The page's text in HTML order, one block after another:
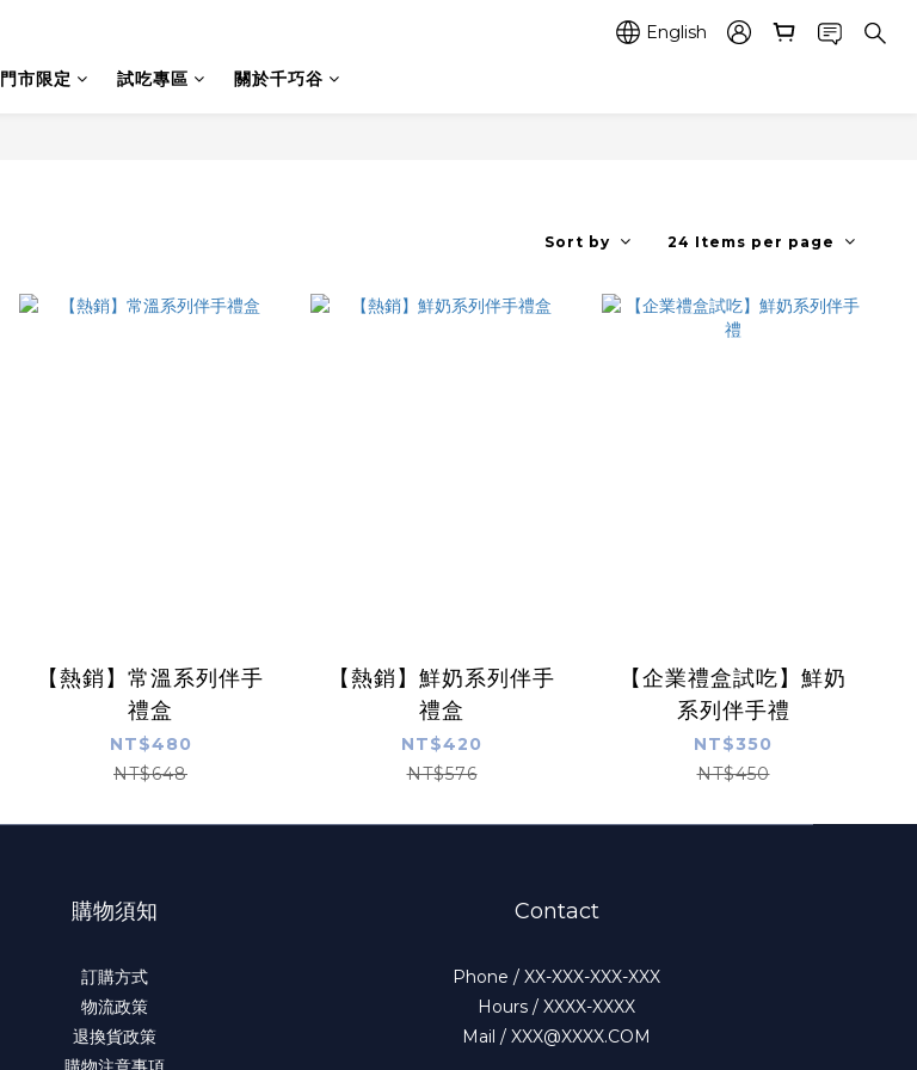
English
門市限定 試吃專區 關於千巧谷
Sort by 24 Items per page
【熱銷】常溫系列伴手
禮盒
NT$480
NT$648
【熱銷】鮮奶系列伴手
禮盒
NT$420
NT$576
【企業禮盒試吃】鮮奶
系列伴手禮
NT$350
NT$450
購物須知
訂購方式
物流政策
退換貨政策
Contact
Phone / XX-XXX-XXX-XXX
Hours / XXXX-XXXX
Mail / XXX@XXXX.COM